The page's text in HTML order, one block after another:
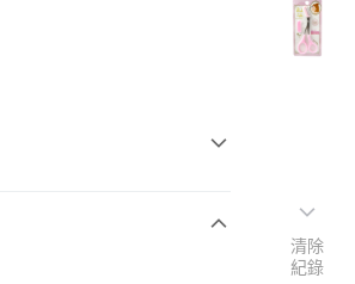
清除
紀錄